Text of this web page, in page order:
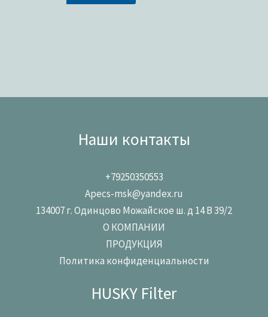
Наши контакты
+79250350553
Apecs-msk@yandex.ru
134007 г. Одинцово Можайское ш. д 14 В 39/2
О КОМПАНИИ
ПРОДУКЦИЯ
Политика конфиденциальности
HUSKY Filter